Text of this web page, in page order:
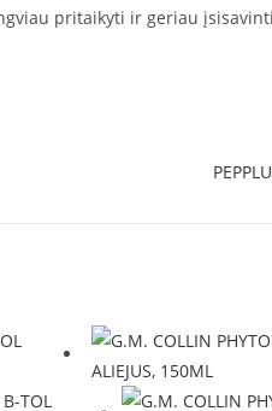
pritaikyti ir geriau